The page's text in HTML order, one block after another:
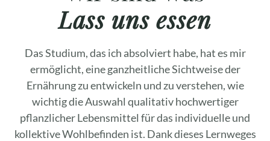
Lass uns essen
Das Studium, das ich absolviert habe, hat es mir
ermöglicht, eine ganzheitliche Sichtweise der
Ernährung zu entwickeln und zu verstehen, wie
wichtig die Auswahl qualitativ hochwertiger
pflanzlicher Lebensmittel für das individuelle und
kollektive Wohlbefinden ist. Dank dieses Lernweges